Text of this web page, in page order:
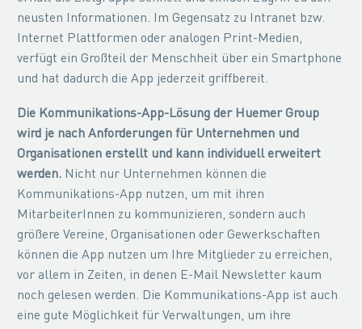
neusten Informationen. Im Gegensatz zu Intranet bzw.
Internet Plattformen oder analogen Print-Medien,
verfügt ein Großteil der Menschheit über ein Smartphone
und hat dadurch die App jederzeit griffbereit.
Die Kommunikations-App-Lösung der Huemer Group
wird je nach Anforderungen für Unternehmen und
Organisationen erstellt und kann individuell erweitert
werden. Nicht nur Unternehmen können die
Kommunikations-App nutzen, um mit ihren
MitarbeiterInnen zu kommunizieren, sondern auch
größere Vereine, Organisationen oder Gewerkschaften
können die App nutzen um Ihre Mitglieder zu erreichen,
vor allem in Zeiten, in denen E-Mail Newsletter kaum
noch gelesen werden. Die Kommunikations-App ist auch
eine gute Möglichkeit für Verwaltungen, um ihre